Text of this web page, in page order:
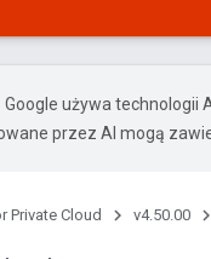
Google używa technologii
przez AI mogą
Private Cloud v4.50.00